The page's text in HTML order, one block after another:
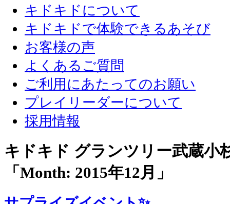
キドキドについて
キドキドで体験できるあそび
お客様の声
よくあるご質問
ご利用にあたってのお願い
プレイリーダーについて
採用情報
キドキド グランツリー武蔵
「Month: 2015年12月 」